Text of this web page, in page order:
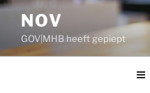
Ga
inhoud
NOV
GOV|MHB heeft gepiept